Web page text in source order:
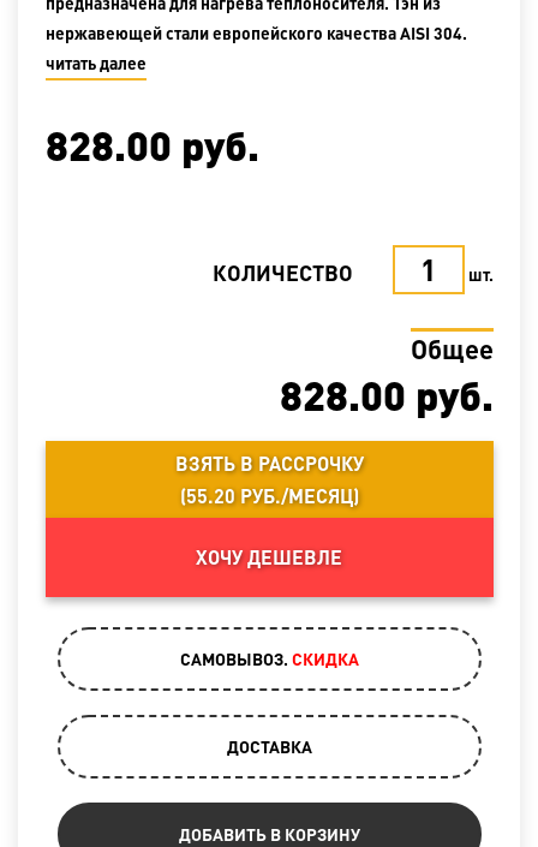
нержавеющей стали европейского качества AISI 304.
читать далее
828.00 руб.
КОЛИЧЕСТВО шт.
Общее
828.00 руб.
ВЗЯТЬ В РАССРОЧКУ
(55.20 РУБ./МЕСЯЦ)
ХОЧУ ДЕШЕВЛЕ
САМОВЫВОЗ. CКИДКА
ДОСТАВКА
ДОБАВИТЬ В КОРЗИНУ